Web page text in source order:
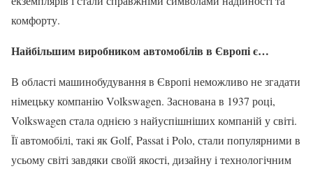
комфорту.
Найбільшим виробником автомобілів в Європі є…
В області машинобудування в Європі неможливо не згадати
німецьку компанію Volkswagen. Заснована в 1937 році,
Volkswagen стала однією з найуспішніших компаній у світі.
Її автомобілі, такі як Golf, Passat і Polo, стали популярними в
усьому світі завдяки своїй якості, дизайну і технологічним